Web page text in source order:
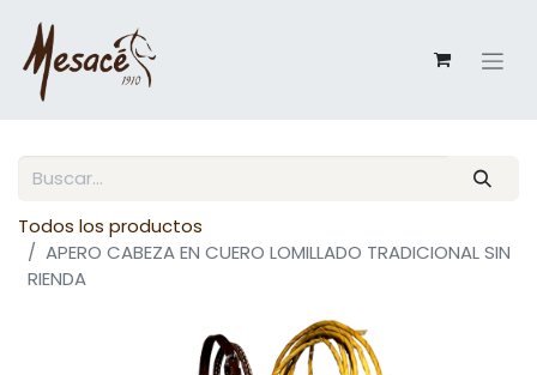
Todos los productos
APERO CABEZA EN CUERO LOMILLADO TRADICIONAL SIN
RIENDA